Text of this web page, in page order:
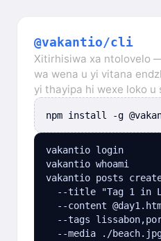
@vakantio/cli
Xitirhisiwa xa ntolovelo
wa wena u yi vitana
yi thayipa hi wexe loko u
npm install -g
vakantio login
vakantio whoami
vakantio posts
--title "Tag 1 in
--content
--tags
--media ./